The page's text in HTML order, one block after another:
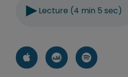
Lecture (4 min 5 sec)